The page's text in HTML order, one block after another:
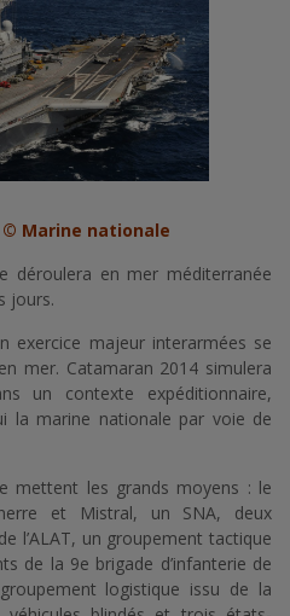
Marine nationale
déroulera en mer méditerranée
jours.
exercice majeur interarmées se
mer. Catamaran 2014 simulera
un contexte expéditionnaire,
la marine nationale par voie de
mettent les grands moyens : le
et Mistral, un SNA, deux
l’ALAT, un groupement tactique
de la 9e brigade d’infanterie de
logistique issu de la